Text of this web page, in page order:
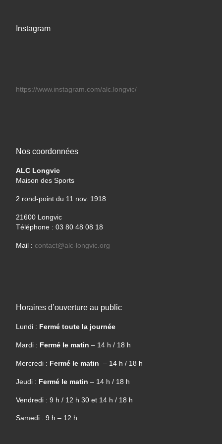
Instagram
https://www.instagram.com/alc.longvic/
Nos coordonnées
ALC Longvic
Maison des Sports
2 rond-point du 11 nov. 1918
21600 Longvic
Téléphone : 03 80 48 08 18
Mail : contact@alc-longvic.org
Horaires d’ouverture au public
Lundi : Fermé toute la journée
Mardi : Fermé le matin – 14 h / 18 h
Mercredi : Fermé le matin – 14 h / 18 h
Jeudi : Fermé le matin – 14 h / 18 h
Vendredi : 9 h / 12 h 30 et 14 h / 18 h
Samedi : 9 h – 12 h